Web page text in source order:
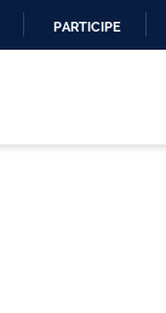
PARTICIPE